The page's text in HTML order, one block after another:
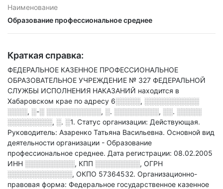
Наименование
Образование профессиональное среднее
Краткая справка:
ФЕДЕРАЛЬНОЕ КАЗЕННОЕ ПРОФЕССИОНАЛЬНОЕ
ОБРАЗОВАТЕЛЬНОЕ УЧРЕЖДЕНИЕ № 327 ФЕДЕРАЛЬНОЙ
СЛУЖБЫ ИСПОЛНЕНИЯ НАКАЗАНИЙ находится в
Хабаровском крае по адресу 6░░░░░, ░░░░░░░░░░░
░░░░, ░-░ ░░░░░░░░░░░, ░. ░░░░░░░░░, ░░. ░░░░░
░░░░░░░░░, ░. ░1. Статус организации: Действующая.
Руководитель: Азаренко Татьяна Васильевна. Основной вид
деятельности организации - Образование
профессиональное среднее. Дата регистрации: 08.02.2005
ИНН ░░░░░░░░░░, КПП ░░░░░░░░░, ОГРН
░░░░░░░░░░░░░, ОКПО 57364532. Организационно-
правовая форма: Федеральное государственное казенное